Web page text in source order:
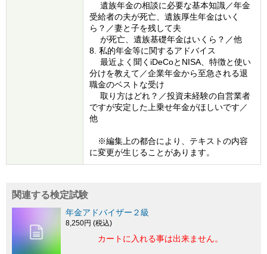
遺族年金の相談に必要な基本知識／年金
受給者の夫が死亡、遺族厚生年金はいく
ら？／妻と子を残して夫
が死亡、遺族基礎年金はいくら？／他
8. 私的年金等に関するアドバイス
最近よく聞くiDeCoとNISA、特徴と使い
分けを教えて／企業年金から至急される退
職金のベストな受け
取り方はどれ？／投資未経験の自営業者
ですが安定した上乗せ年金がほしいです／
他
※編集上の都合により、テキストの内容
に変更が生じることがあります。
関連する検定試験
年金アドバイザー２級
8,250円 (税込)
カートに入れる事は出来ません。